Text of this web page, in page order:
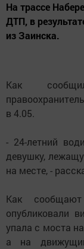
На трассе
ДТП, в
из Заинска.
Как
в 4.05.
- 24-летний
девушку,
на месте, -
Как
опубликовали
упала с моста
а на